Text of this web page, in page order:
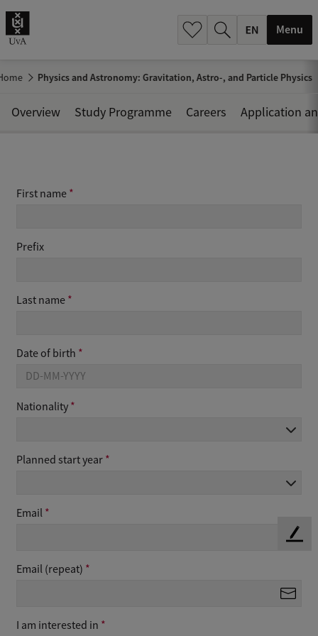
Menu
Physics and Astronomy: Gravitation, Astro-, and Particle Physics
Overview Study Programme Careers Application